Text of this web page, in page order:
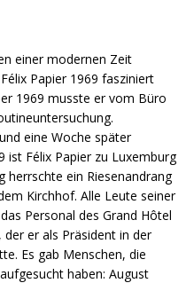
einer modernen Zeit
Papier 1969 fasziniert
1969 musste er vom Büro
eine Woche später
ist Félix Papier zu Luxemburg
herrschte ein Riesenandrang
Kirchhof. Alle Leute seiner
Personal des Grand Hôtel
der er als Präsident in der
Es gab Menschen, die
haben: August